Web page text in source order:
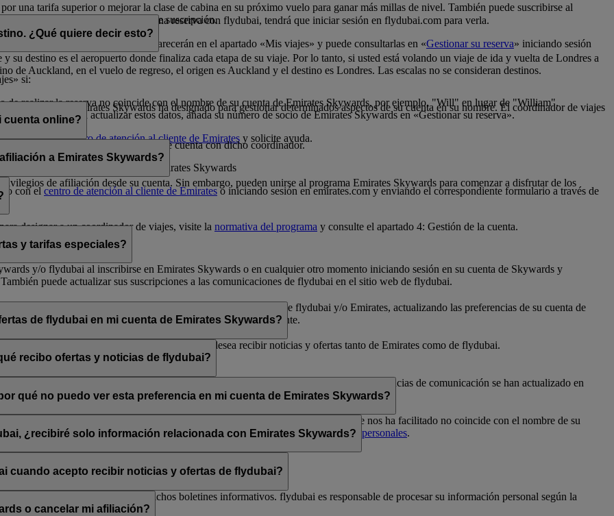
una tarifa superior o mejorar la clase de cabina en su próximo vuelo para ganar más millas de nivel. También puede suscribirse al
millas de nivel durante el período de suscripción.
con Emirates. Si dispone de una reserva con flydubai, tendrá que iniciar sesión en flydubai.com para verla.
con millas Skywards) también aparecerán en el apartado «Mis viajes» y puede consultarlas en «Gestionar su reserva» iniciando sesión
si:
de realizar la reserva no coincide con el nombre de su cuenta de Emirates Skywards, por ejemplo, "Will" en lugar de "William".
a la reserva. Para actualizar estos datos, añada su número de socio de Emirates Skywards en «Gestionar su reserva».
llame a uncentro de atención al cliente de Emirates y solicite ayuda.
¿Qué quiere decir esto?
y su destino es el aeropuerto donde finaliza cada etapa de su viaje. Por lo tanto, si usted está volando un viaje de ida y vuelta de Londres a
de Auckland, en el vuelo de regreso, el origen es Auckland y el destino es Londres. Las escalas no se consideran destinos.
un socio de Emirates Skywards ha designado para gestionar determinados aspectos de su cuenta en su nombre. El coordinador de viajes
con la afiliación del socio a Emirates Skywards
con el centro de atención al cliente de Emirateso iniciando sesión en emirates.com y enviando el correspondiente formulario a través de
designar a un coordinador de viajes, visite la normativa del programa y consulte el apartado 4: Gestión de la cuenta.
cuenta online?
que comparta sus credenciales de cuenta con dicho coordinador.
a Emirates Skywards?
de afiliación desde su cuenta. Sin embargo, pueden unirse al programa Emirates Skywards para comenzar a disfrutar de los
y tarifas especiales?
y/o flydubai al inscribirse en Emirates Skywards o en cualquier otro momento iniciando sesión en su cuenta de Skywards y
puede actualizar sus suscripciones a las comunicaciones de flydubai en el sitio web de flydubai.
de baja» que encontrará al final de los correos electrónicos de flydubai y/o Emirates, actualizando las preferencias de su cuenta de
a través de su chat en directo o su centro de atención al cliente.
de flydubai en mi cuenta de Emirates Skywards?
flydubai. Por tanto, tiene la opción de decidir si desea recibir noticias y ofertas tanto de Emirates como de flydubai.
recibo ofertas y noticias de flydubai?
a las noticias y ofertas de Emirates, Emirates Skywards o flydubai. Sus preferencias de comunicación se han actualizado en
qué no puedo ver esta preferencia en mi cuenta de Emirates Skywards?
está asociada con varios números de socio de Emirates Skywards o el nombre que nos ha facilitado no coincide con el nombre de su
Skywards y actualice sus suscripciones por correo electrónico enPreferencias personales.
¿recibiré solo información relacionada con Emirates Skywards?
cuando acepto recibir noticias y ofertas de flydubai?
con el fin de enviarle dichos boletines informativos. flydubai es responsable de procesar su información personal según la
o cancelar mi afiliación?